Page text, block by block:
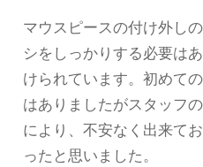
マウスピースの付け外し
シをしっかりする必要は
けられています。初めて
はありましたがスタッフ
により、不安なく出来て
ったと思いました。